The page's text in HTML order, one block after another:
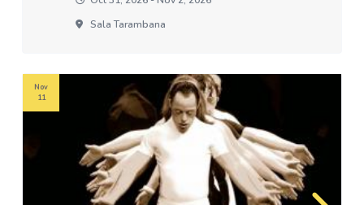
Sala Tarambana
Nov
11